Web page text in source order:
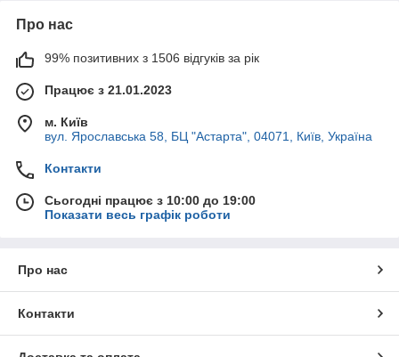
Про нас
99% позитивних з 1506 відгуків за рік
Працює з 21.01.2023
м. Київ
вул. Ярославська 58, БЦ "Астарта", 04071, Київ, Україна
Контакти
Сьогодні працює з 10:00 до 19:00
Показати весь графік роботи
Про нас
Контакти